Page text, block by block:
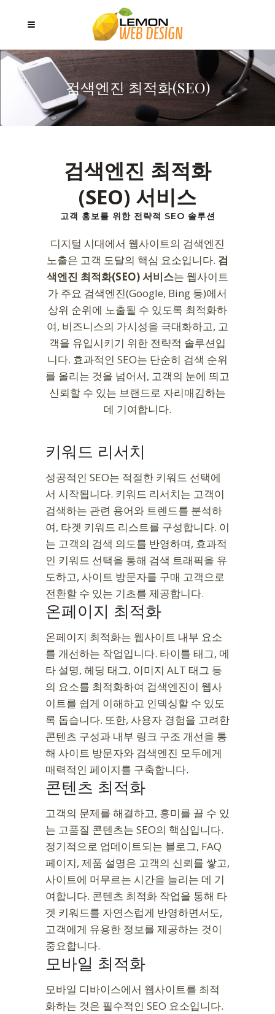
검색엔진 최적화(SEO)
검색엔진 최적화
(SEO) 서비스
고객 홍보를 위한 전략적 SEO 솔루션
디지털 시대에서 웹사이트의 검색엔진
노출은 고객 도달의 핵심 요소입니다. 검
색엔진 최적화(SEO) 서비스는 웹사이트
가 주요 검색엔진(Google, Bing 등)에서
상위 순위에 노출될 수 있도록 최적화하
여, 비즈니스의 가시성을 극대화하고, 고
객을 유입시키기 위한 전략적 솔루션입
니다. 효과적인 SEO는 단순히 검색 순위
를 올리는 것을 넘어서, 고객의 눈에 띄고
신뢰할 수 있는 브랜드로 자리매김하는
데 기여합니다.
키워드 리서치
성공적인 SEO는 적절한 키워드 선택에
서 시작됩니다. 키워드 리서치는 고객이
검색하는 관련 용어와 트렌드를 분석하
여, 타겟 키워드 리스트를 구성합니다. 이
는 고객의 검색 의도를 반영하며, 효과적
인 키워드 선택을 통해 검색 트래픽을 유
도하고, 사이트 방문자를 구매 고객으로
전환할 수 있는 기초를 제공합니다.
온페이지 최적화
온페이지 최적화는 웹사이트 내부 요소
를 개선하는 작업입니다. 타이틀 태그, 메
타 설명, 헤딩 태그, 이미지 ALT 태그 등
의 요소를 최적화하여 검색엔진이 웹사
이트를 쉽게 이해하고 인덱싱할 수 있도
록 돕습니다. 또한, 사용자 경험을 고려한
콘텐츠 구성과 내부 링크 구조 개선을 통
해 사이트 방문자와 검색엔진 모두에게
매력적인 페이지를 구축합니다.
콘텐츠 최적화
고객의 문제를 해결하고, 흥미를 끌 수 있
는 고품질 콘텐츠는 SEO의 핵심입니다.
정기적으로 업데이트되는 블로그, FAQ
페이지, 제품 설명은 고객의 신뢰를 쌓고,
사이트에 머무르는 시간을 늘리는 데 기
여합니다. 콘텐츠 최적화 작업을 통해 타
겟 키워드를 자연스럽게 반영하면서도,
고객에게 유용한 정보를 제공하는 것이
중요합니다.
모바일 최적화
모바일 디바이스에서 웹사이트를 최적
화하는 것은 필수적인 SEO 요소입니다.